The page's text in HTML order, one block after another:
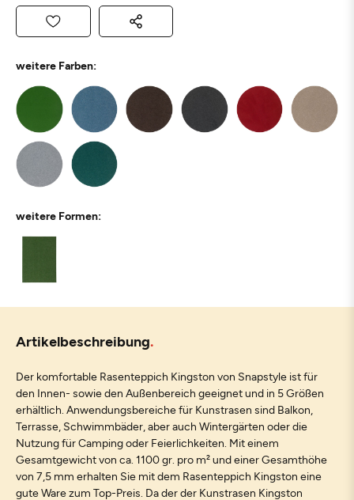
weitere Farben:
weitere Formen:
Artikelbeschreibung
Der komfortable Rasenteppich Kingston von Snapstyle ist für
den Innen- sowie den Außenbereich geeignet und in 5 Größen
erhältlich. Anwendungsbereiche für Kunstrasen sind Balkon,
Terrasse, Schwimmbäder, aber auch Wintergärten oder die
Nutzung für Camping oder Feierlichkeiten. Mit einem
Gesamtgewicht von ca. 1100 gr. pro m² und einer Gesamthöhe
von 7,5 mm erhalten Sie mit dem Rasenteppich Kingston eine
gute Ware zum Top-Preis. Da der der Kunstrasen Kingston